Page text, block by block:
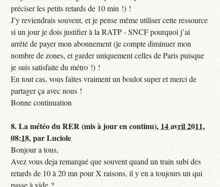
préciser les petits retards de 10 min !) !
J’y reviendrais souvent, et je pense même utiliser cette ressource
si un jour je dois justifier à la RATP - SNCF pourquoi j’ai
arrêté de payer mon abonnement (je compte diminuer mon
nombre de zones, et garder uniquement celles de Paris puisque
je suis satisfaite du métro !) !
En tout cas, vous faîtes vraiment un boulot super et merci de
partager ça avec nous !
Bonne continuation
8.La météo du RER (mis à jour en continu), 14 avril 2011,
08:18,parLuciole
Bonjour a tous,
Avez vous deja remarqué que souvent quand un train subi des
retards de 10 à 20 mn pour X raisons, il y en a toujours un qui
passe à vide ?